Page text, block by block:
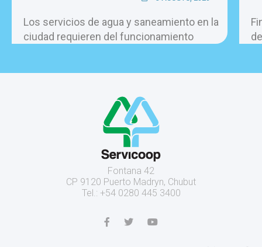
Los servicios de agua y saneamiento en la
ciudad requieren del funcionamiento
Fontana 42
CP 9120 Puerto Madryn, Chubut
Tel.: +54 0280 445 3400